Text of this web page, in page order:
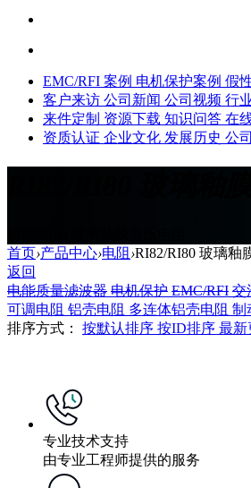
EMC/RFI 案例 电机保护案例 假
客户来访 公司新闻 公司视频 行
来件定制 资源下载 知识问答 在
资质认证 企业文化 发展历史 公
首页›产品中心›电阻 ›RI82/RI80 玻璃釉
返回
电能质量滤波器 电机保护 EMC/RFI 交
可调电阻 铝壳电阻 多连体铝壳电阻 制
排序方式：
按默认排序 按ID排序 最新
专业技术支持
由专业工程师提供的服务